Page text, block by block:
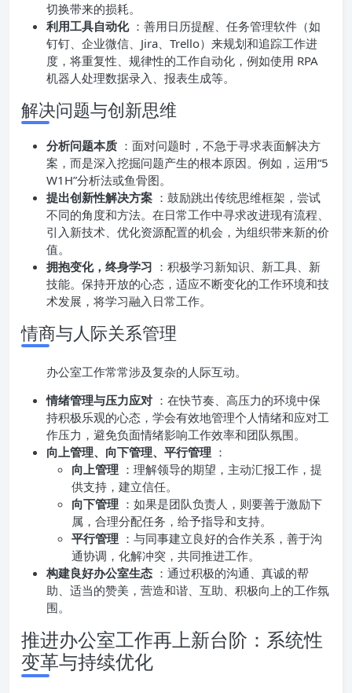
切换带来的损耗。
利用工具自动化 ：善用日历提醒、任务管理软件（如
钉钉、企业微信、Jira、Trello）来规划和追踪工作进
度，将重复性、规律性的工作自动化，例如使用 RPA
机器人处理数据录入、报表生成等。
解决问题与创新思维
分析问题本质 ：面对问题时，不急于寻求表面解决方
案，而是深入挖掘问题产生的根本原因。例如，运用“5
W1H”分析法或鱼骨图。
提出创新性解决方案 ：鼓励跳出传统思维框架，尝试
不同的角度和方法。在日常工作中寻求改进现有流程、
引入新技术、优化资源配置的机会，为组织带来新的价
值。
拥抱变化，终身学习 ：积极学习新知识、新工具、新
技能。保持开放的心态，适应不断变化的工作环境和技
术发展，将学习融入日常工作。
情商与人际关系管理
办公室工作常常涉及复杂的人际互动。
情绪管理与压力应对 ：在快节奏、高压力的环境中保
持积极乐观的心态，学会有效地管理个人情绪和应对工
作压力，避免负面情绪影响工作效率和团队氛围。
向上管理、向下管理、平行管理 ：
向上管理 ：理解领导的期望，主动汇报工作，提
供支持，建立信任。
向下管理 ：如果是团队负责人，则要善于激励下
属，合理分配任务，给予指导和支持。
平行管理 ：与同事建立良好的合作关系，善于沟
通协调，化解冲突，共同推进工作。
构建良好办公室生态 ：通过积极的沟通、真诚的帮
助、适当的赞美，营造和谐、互助、积极向上的工作氛
围。
推进办公室工作再上新台阶：系统性
变革与持续优化